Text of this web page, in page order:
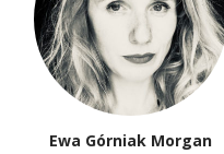
Ewa Górniak Morgan